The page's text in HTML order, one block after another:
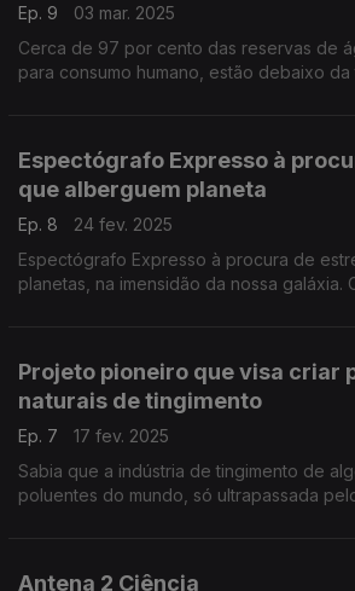
Ep. 9
03 mar. 2025
Cerca de 97 por cento das reservas de
para consumo humano, estão debaixo
Espectógrafo Expresso à
que alberguem planeta
Ep. 8
24 fev. 2025
Espectógrafo Expresso à procura de
planetas, na imensidão da nossa galáxia.
Projeto pioneiro que visa criar
naturais de tingimento
Ep. 7
17 fev. 2025
Sabia que a indústria de tingimento de
poluentes do mundo, só ultrapassada
Antena 2 Ciência